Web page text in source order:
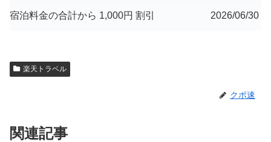
宿泊料金の合計から 1,000円 割引 2026/06/30
楽天トラベル
クポ速
関連記事